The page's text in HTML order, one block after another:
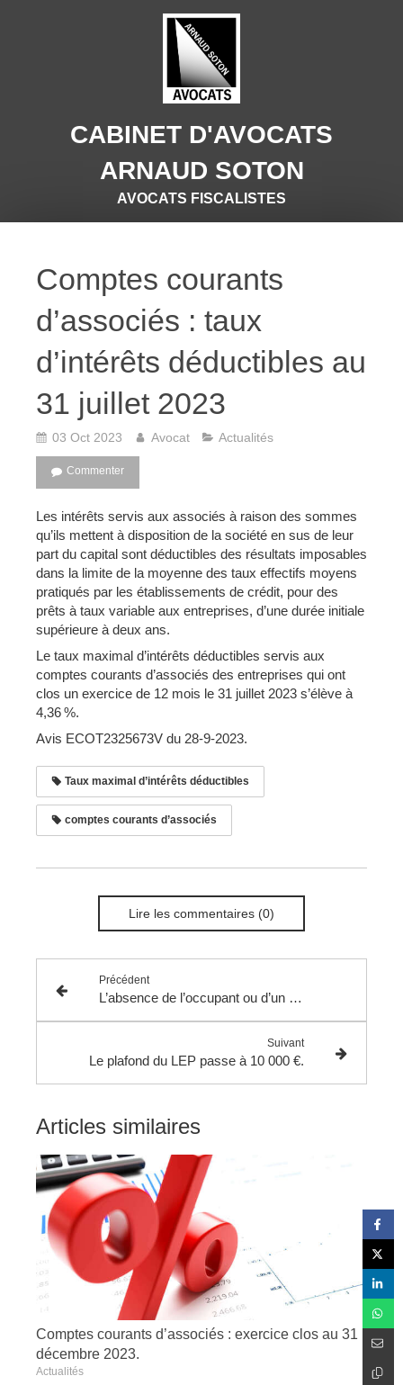
CABINET D'AVOCATS
ARNAUD SOTON
AVOCATS FISCALISTES
Comptes courants
d’associés : taux
d’intérêts déductibles au
31 juillet 2023
03 Oct 2023 Avocat Actualités
Commenter
Les intérêts servis aux associés à raison des sommes
qu’ils mettent à disposition de la société en sus de leur
part du capital sont déductibles des résultats imposables
dans la limite de la moyenne des taux effectifs moyens
pratiqués par les établissements de crédit, pour des
prêts à taux variable aux entreprises, d’une durée initiale
supérieure à deux ans.
Le taux maximal d’intérêts déductibles servis aux
comptes courants d’associés des entreprises qui ont
clos un exercice de 12 mois le 31 juillet 2023 s’élève à
4,36 %.
Avis ECOT2325673V du 28-9-2023.
Taux maximal d’intérêts déductibles
comptes courants d’associés
Lire les commentaires (0)
Précédent
L’absence de l’occupant ou d’un tiers lors de la fouille d’un véhicule n’entraine pas nécessairement la nullité de la procédure.
Suivant
Le plafond du LEP passe à 10 000 €.
Articles similaires
Comptes courants d’associés : exercice clos au 31
décembre 2023.
Actualités